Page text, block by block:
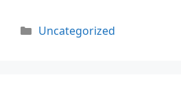
Uncategorized